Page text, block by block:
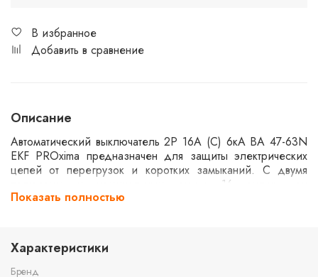
В избранное
Добавить в сравнение
Описание
Автоматический выключатель 2P 16А (C) 6кА ВА 47-63N
EKF PROxima предназначен для защиты электрических
цепей от перегрузок и коротких замыканий. С двумя
полюсами и номинальным током 16 ампер, он
обеспечивает надежную работу в бытовых и
Показать полностью
Характеристики
Бренд